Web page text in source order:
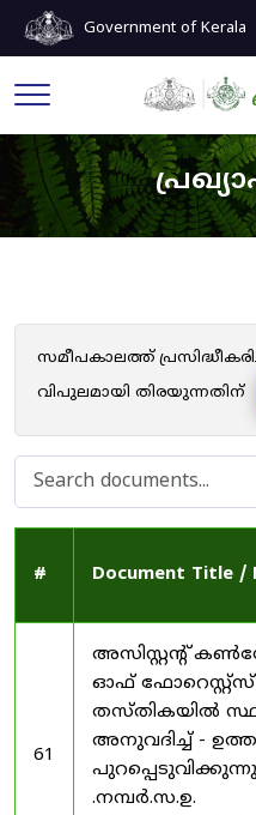
Government of Kerala
സമീപകാലത്ത്
വിപുലമായി തിരയുന്നതിന്
# Document Title /
61
അസിസ്റ്റന്റ്
ഓഫ് ഫോറെസ്റ്റ്സ്
തസ്തികയിൽ
അനുവദിച്ച് -
പുറപ്പെടുവിക്കുന്നു
.നമ്പർ.സ.ഉ.